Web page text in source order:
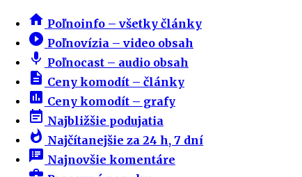
home Poľnoinfo – všetky články
play_circle_filled Poľnovízia – video obsah
mic Poľnocast – audio obsah
description Ceny komodít – články
insert_chart Ceny komodít – grafy
event_note Najbližšie podujatia
whatshot Najčítanejšie za 24 h, 7 dní
speaker_notes Najnovšie komentáre